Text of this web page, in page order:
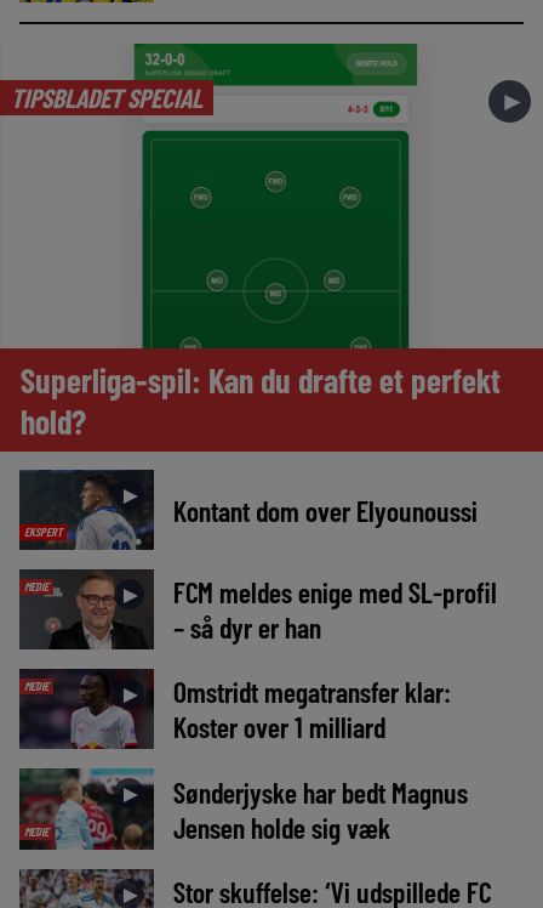
TIPSBLADET SPECIAL ►
Superliga-spil: Kan du drafte et perfekt
hold?
EKSPERT
► Kontant dom over Elyounoussi
MEDIE ►
FCM meldes enige med SL-profil
– så dyr er han
MEDIE ►
Omstridt megatransfer klar:
Koster over 1 milliard
MEDIE
►
Sønderjyske har bedt Magnus
Jensen holde sig væk
► Stor skuffelse: ‘Vi udspillede FC